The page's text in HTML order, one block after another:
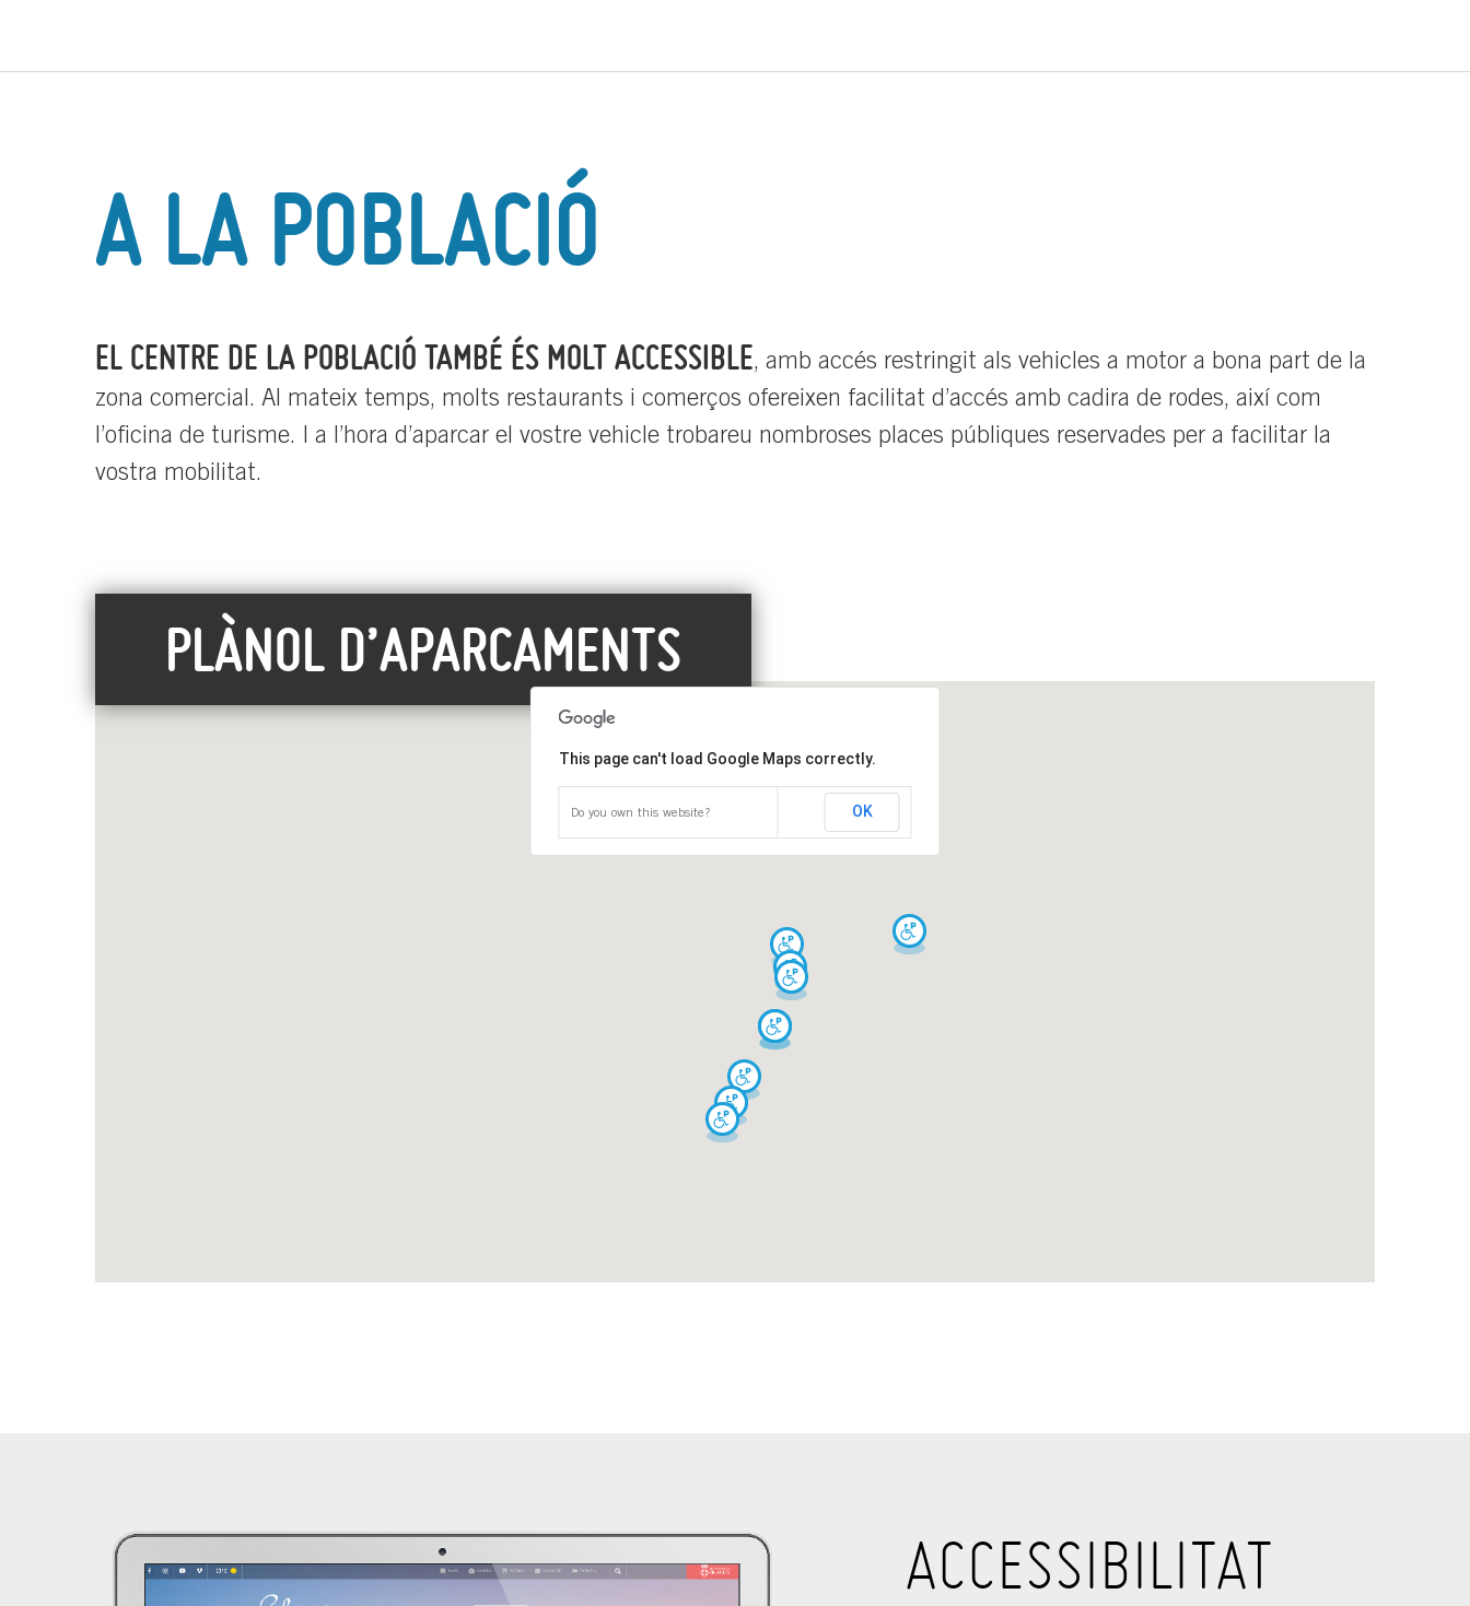
A LA POBLACIÓ
EL CENTRE DE LA POBLACIÓ TAMBÉ ÉS MOLT ACCESSIBLE, amb accés restringit als vehicles a motor a bona part de la
zona comercial. Al mateix temps, molts restaurants i comerços ofereixen facilitat d’accés amb cadira de rodes, així com
l’oficina de turisme. I a l’hora d’aparcar el vostre vehicle trobareu nombroses places públiques reservades per a facilitar la
vostra mobilitat.
PLÀNOL D’APARCAMENTS
This page can't load Google Maps correctly.
Do you own this website? OK
ACCESSIBILITAT